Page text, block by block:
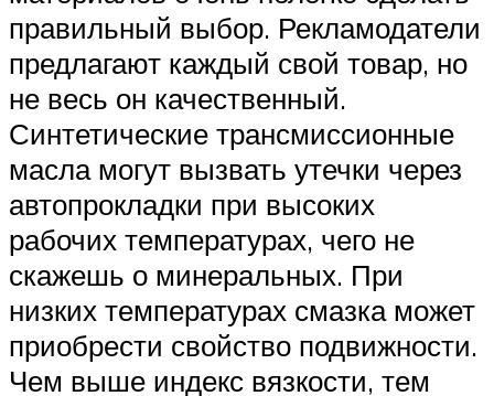
правильный выбор. Рекламодатели
предлагают каждый свой товар, но
не весь он качественный.
Синтетические трансмиссионные
масла могут вызвать утечки через
автопрокладки при высоких
рабочих температурах, чего не
скажешь о минеральных. При
низких температурах смазка может
приобрести свойство подвижности.
Чем выше индекс вязкости, тем